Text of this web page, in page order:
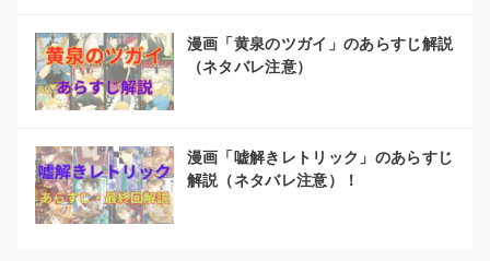
漫画「黄泉のツガイ」のあらすじ解説
（ネタバレ注意）
漫画「嘘解きレトリック」のあらすじ
解説（ネタバレ注意）！